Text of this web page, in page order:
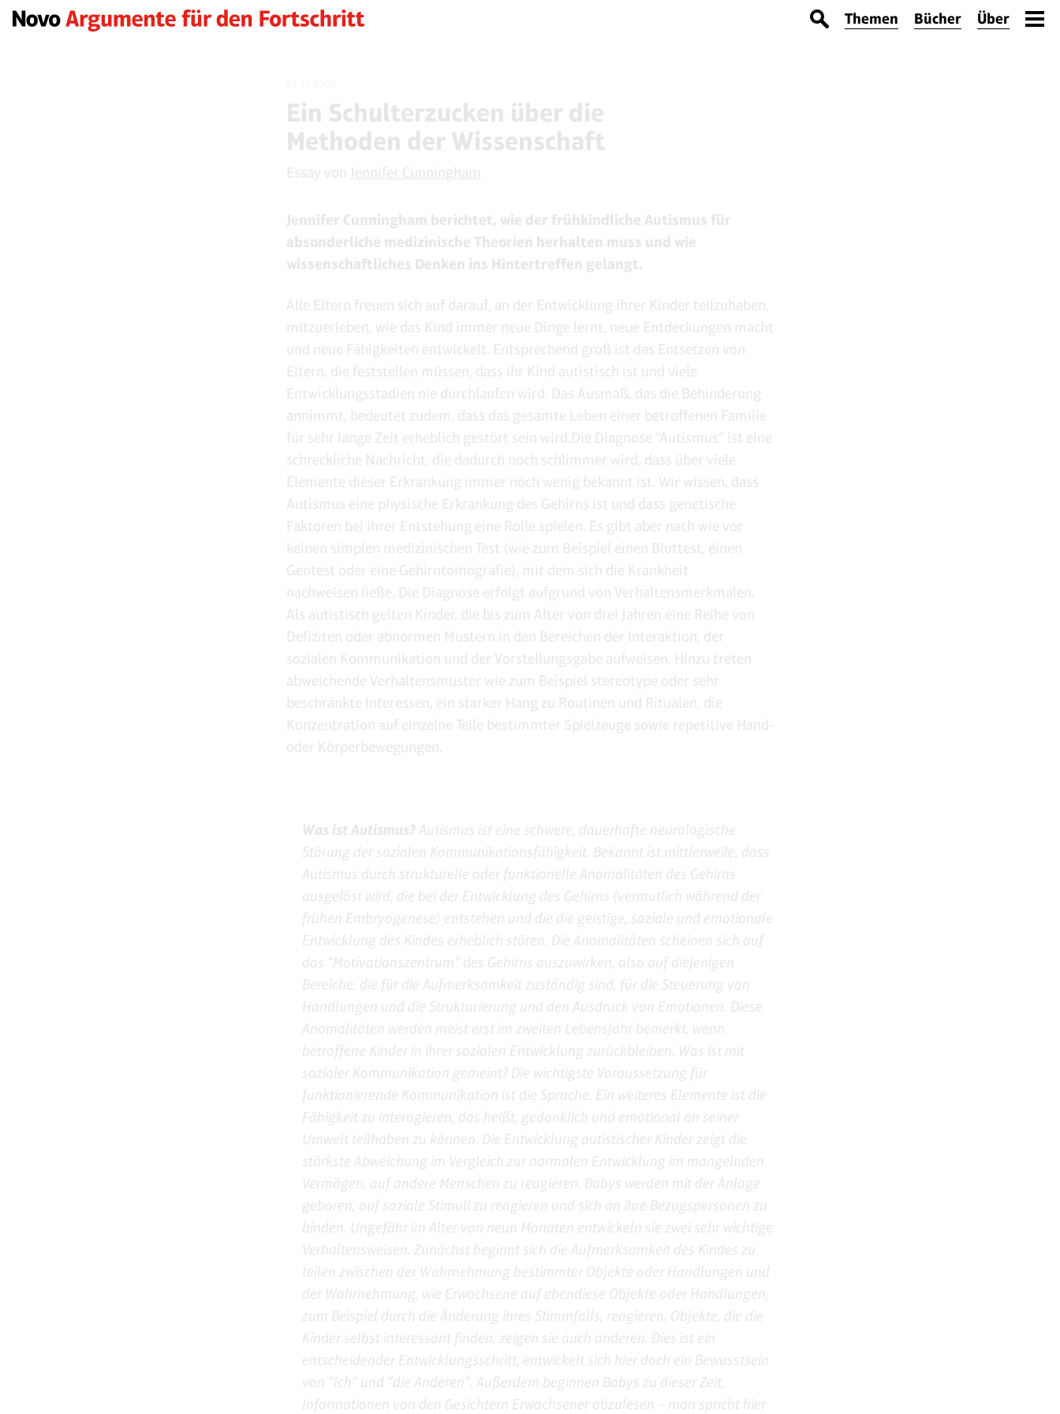
Themen Bücher Über
Ein Schulterzucken über die
Methoden der Wissenschaft
Essay von Jennifer Cunningham
Jennifer Cunningham berichtet, wie der frühkindliche Autismus für
absonderliche medizinische Theorien herhalten muss und wie
wissenschaftliches Denken ins Hintertreffen gelangt.
Alle Eltern freuen sich auf darauf, an der Entwicklung ihrer Kinder teilzuhaben,
mitzuerleben, wie das Kind immer neue Dinge lernt, neue Entdeckungen macht
und neue Fähigkeiten entwickelt. Entsprechend groß ist das Entsetzen von
Eltern, die feststellen müssen, dass ihr Kind autistisch ist und viele
Entwicklungsstadien nie durchlaufen wird. Das Ausmaß, das die Behinderung
annimmt, bedeutet zudem, dass das gesamte Leben einer betroffenen Familie
für sehr lange Zeit erheblich gestört sein wird.Die Diagnose “Autismus” ist eine
schreckliche Nachricht, die dadurch noch schlimmer wird, dass über viele
Elemente dieser Erkrankung immer noch wenig bekannt ist. Wir wissen, dass
Autismus eine physische Erkrankung des Gehirns ist und dass genetische
Faktoren bei ihrer Entstehung eine Rolle spielen. Es gibt aber nach wie vor
keinen simplen medizinischen Test (wie zum Beispiel einen Bluttest, einen
Gentest oder eine Gehirntomografie), mit dem sich die Krankheit
nachweisen ließe. Die Diagnose erfolgt aufgrund von Verhaltensmerkmalen.
Als autistisch gelten Kinder, die bis zum Alter von drei Jahren eine Reihe von
Defiziten oder abnormen Mustern in den Bereichen der Interaktion, der
sozialen Kommunikation und der Vorstellungsgabe aufweisen. Hinzu treten
abweichende Verhaltensmuster wie zum Beispiel stereotype oder sehr
beschränkte Interessen, ein starker Hang zu Routinen und Ritualen, die
Konzentration auf einzelne Teile bestimmter Spielzeuge sowie repetitive Hand-
oder Körperbewegungen.
Was ist Autismus? Autismus ist eine schwere, dauerhafte neurologische
Störung der sozialen Kommunikationsfähigkeit. Bekannt ist mittlerweile, dass
Autismus durch strukturelle oder funktionelle Anomalitäten des Gehirns
ausgelöst wird, die bei der Entwicklung des Gehirns (vermutlich während der
frühen Embryogenese) entstehen und die die geistige, soziale und emotionale
Entwicklung des Kindes erheblich stören. Die Anomalitäten scheinen sich auf
das “Motivationszentrum” des Gehirns auszuwirken, also auf diejenigen
Bereiche, die für die Aufmerksamkeit zuständig sind, für die Steuerung von
Handlungen und die Strukturierung und den Ausdruck von Emotionen. Diese
Anomalitäten werden meist erst im zweiten Lebensjahr bemerkt, wenn
betroffene Kinder in ihrer sozialen Entwicklung zurückbleiben. Was ist mit
sozialer Kommunikation gemeint? Die wichtigste Voraussetzung für
funktionierende Kommunikation ist die Sprache. Ein weiteres Elemente ist die
Fähigkeit zu interagieren, das heißt, gedanklich und emotional an seiner
Umwelt teilhaben zu können. Die Entwicklung autistischer Kinder zeigt die
stärkste Abweichung im Vergleich zur normalen Entwicklung im mangelnden
Vermögen, auf andere Menschen zu reagieren. Babys werden mit der Anlage
geboren, auf soziale Stimuli zu reagieren und sich an ihre Bezugspersonen zu
binden. Ungefähr im Alter von neun Monaten entwickeln sie zwei sehr wichtige
Verhaltensweisen. Zunächst beginnt sich die Aufmerksamkeit des Kindes zu
teilen zwischen der Wahrnehmung bestimmter Objekte oder Handlungen und
der Wahrnehmung, wie Erwachsene auf ebendiese Objekte oder Handlungen,
zum Beispiel durch die Änderung ihres Stimmfalls, reagieren. Objekte, die die
Kinder selbst interessant finden, zeigen sie auch anderen. Dies ist ein
entscheidender Entwicklungsschritt, entwickelt sich hier doch ein Bewusstsein
von “Ich” und “die Anderen”. Außerdem beginnen Babys zu dieser Zeit,
Informationen von den Gesichtern Erwachsener abzulesen – man spricht hier